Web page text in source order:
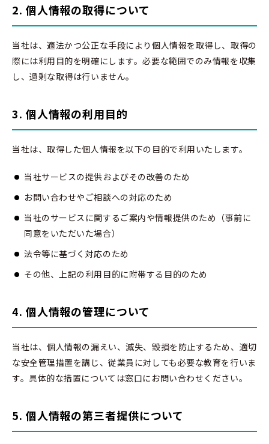
2. 個人情報の取得について
当社は、適法かつ公正な手段により個人情報を取得し、取得の
際には利用目的を明確にします。必要な範囲でのみ情報を収集
し、過剰な取得は行いません。
3. 個人情報の利用目的
当社は、取得した個人情報を以下の目的で利用いたします。
当社サービスの提供およびその改善のため
お問い合わせやご相談への対応のため
当社のサービスに関するご案内や情報提供のため（事前に
同意をいただいた場合）
法令等に基づく対応のため
その他、上記の利用目的に附帯する目的のため
4. 個人情報の管理について
当社は、個人情報の漏えい、滅失、毀損を防止するため、適切
な安全管理措置を講じ、従業員に対しても必要な教育を行いま
す。具体的な措置については窓口にお問い合わせください。
5. 個人情報の第三者提供について